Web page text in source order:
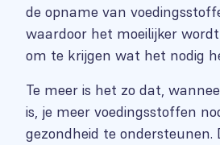
de opname van
waardoor het moeilijker
om te krijgen wat het nodig
Te meer is het zo dat,
is, je meer voedingsstoffen
gezondheid te